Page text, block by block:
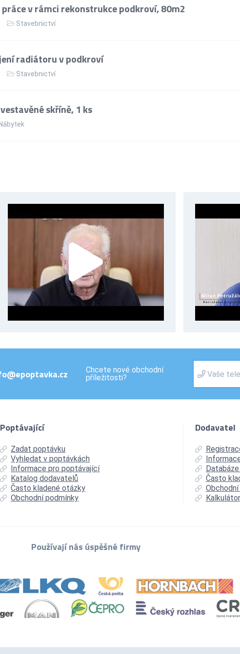
v rámci rekonstrukce podkroví, 80m2
Stavebnictví
radiátoru v podkroví
Stavebnictví
skříně, 1 ks
Chcete nové obchodní
příležitosti?
Poptávající
Zadat poptávku
Vyhledat v poptávkách
Informace pro poptávající
Katalog dodavatelů
Často kladené otázky
Obchodní podmínky
Dodavatel
Často
Používají nás úspěšné firmy